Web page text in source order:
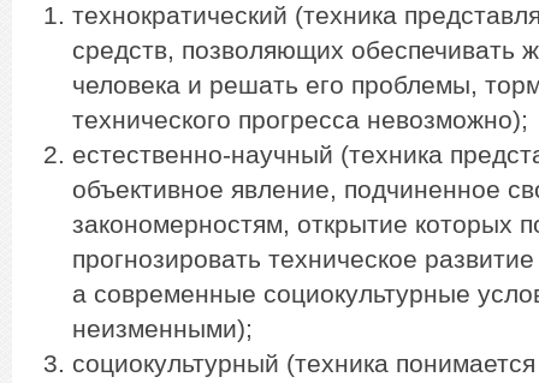
технократический (техника
средств, позволяющих обеспечивать
человека и решать его проблемы,
технического прогресса невозможно);
естественно-научный (техника
объективное явление, подчиненное
закономерностям, открытие которых
прогнозировать техническое
а современные социокультурные
неизменными);
социокультурный (техника понимается